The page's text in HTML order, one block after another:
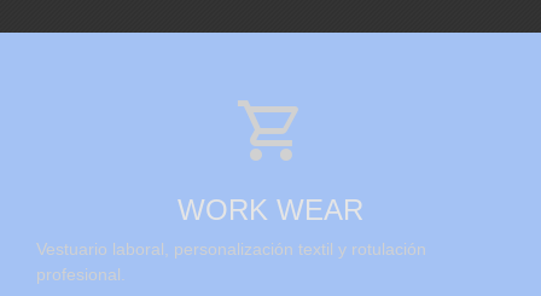

WORK WEAR
Vestuario laboral, personalización textil y rotulación
profesional.